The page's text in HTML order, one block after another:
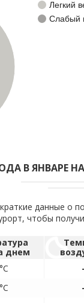
Легкий
Слабый
В ЯНВАРЕ
данные о
чтобы
днем